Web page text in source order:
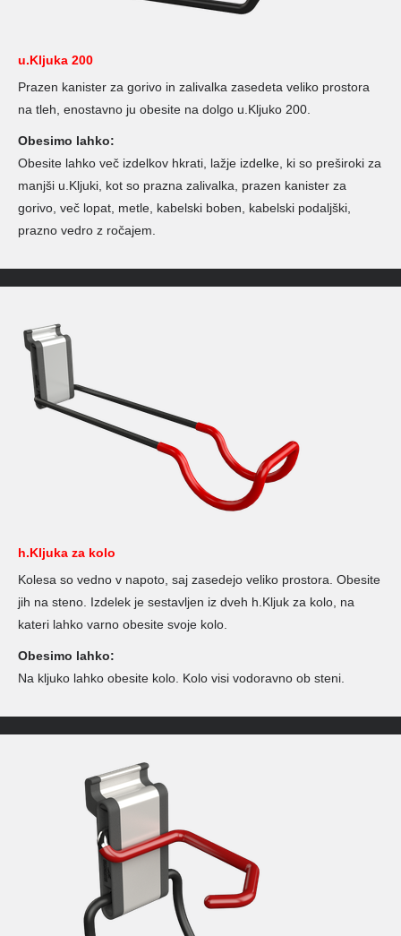
u.Kljuka 200
Prazen kanister za gorivo in zalivalka zasedeta veliko prostora
na tleh, enostavno ju obesite na dolgo u.Kljuko 200.
Obesimo lahko:
Obesite lahko več izdelkov hkrati, lažje izdelke, ki so preširoki za
manjši u.Kljuki, kot so prazna zalivalka, prazen kanister za
gorivo, več lopat, metle, kabelski boben, kabelski podaljški,
prazno vedro z ročajem.
h.Kljuka za kolo
Kolesa so vedno v napoto, saj zasedejo veliko prostora. Obesite
jih na steno. Izdelek je sestavljen iz dveh h.Kljuk za kolo, na
kateri lahko varno obesite svoje kolo.
Obesimo lahko:
Na kljuko lahko obesite kolo. Kolo visi vodoravno ob steni.